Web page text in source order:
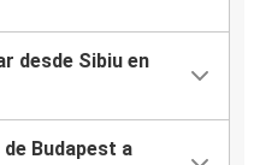
desde Sibiu en
Budapest a